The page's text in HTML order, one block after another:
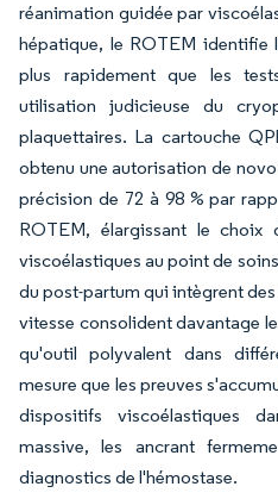
réanimation guidée par
hépatique, le ROTEM identifie
plus rapidement que les
utilisation judicieuse du
plaquettaires. La cartouche
obtenu une autorisation de
précision de 72 à 98 % par
ROTEM, élargissant le choix
viscoélastiques au point de
du post-partum qui intègrent
vitesse consolident davantage
qu'outil polyvalent dans
mesure que les preuves
dispositifs viscoélastiques
massive, les ancrant
diagnostics de l'hémostase.